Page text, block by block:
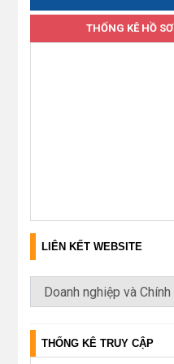
THỐNG KÊ HỒ SƠ
LIÊN KẾT WEBSITE
THỐNG KÊ TRUY CẬP